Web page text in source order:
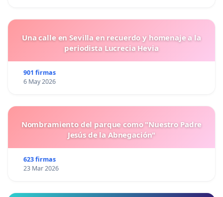
Una calle en Sevilla en recuerdo y homenaje a la
periodista Lucrecia Hevia
901 firmas
6 May 2026
Nombramiento del parque como "Nuestro Padre
Jesús de la Abnegación"
623 firmas
23 Mar 2026